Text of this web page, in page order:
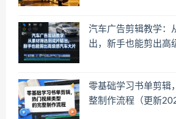
汽车广告剪辑教学：
出，新手也能剪出高
零基础学习书单剪辑
整制作流程（更新